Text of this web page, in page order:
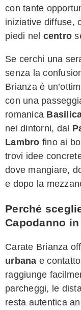
con tante
iniziative diffuse,
piedi nel centro
Se cerchi una
senza la
Brianza è
con una
romanica
nei dintorni, dal
Lambro fino ai
trovi idee
dove mangiare,
e dopo la
Perché
Capodanno
Carate Brianza
urbana e
raggiunge
parcheggi, le
resta autentica